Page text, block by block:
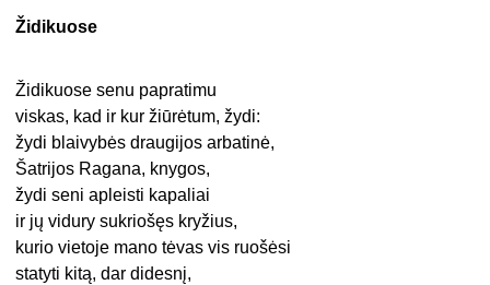
Židikuose
Židikuose senu papratimu
viskas, kad ir kur žiūrėtum, žydi:
žydi blaivybės draugijos arbatinė,
Šatrijos Ragana, knygos,
žydi seni apleisti kapaliai
ir jų vidury sukriošęs kryžius,
kurio vietoje mano tėvas vis ruošėsi
statyti kitą, dar didesnį,